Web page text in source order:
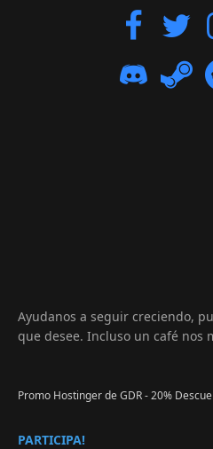
Ayudanos a seguir creciendo,
que desee. Incluso un café nos
Promo Hostinger de GDR - 20%
PARTICIPA!